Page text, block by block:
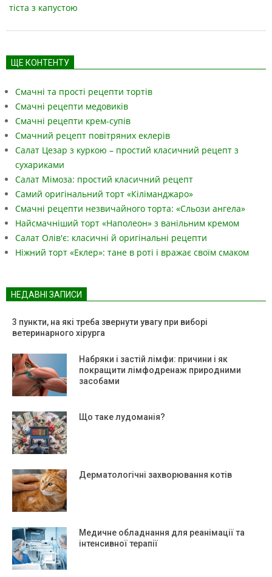
тіста з капустою
ЩЕ КОНТЕНТУ
Смачні та прості рецепти тортів
Смачні рецепти медовиків
Смачні рецепти крем-супів
Смачний рецепт повітряних еклерів
Салат Цезар з куркою – простий класичний рецепт з
сухариками
Салат Мімоза: простий класичний рецепт
Самий оригінальний торт «Кіліманджаро»
Смачні рецепти незвичайного торта: «Сльози ангела»
Найсмачніший торт «Наполеон» з ванільним кремом
Салат Олів'є: класичні й оригінальні рецепти
Ніжний торт «Еклер»: тане в роті і вражає своїм смаком
НЕДАВНІ ЗАПИСИ
3 пункти, на які треба звернути увагу при виборі
ветеринарного хірурга
Набряки і застій лімфи: причини і як
покращити лімфодренаж природними
засобами
Що таке лудоманія?
Дерматологічні захворювання котів
Медичне обладнання для реанімації та
інтенсивної терапії